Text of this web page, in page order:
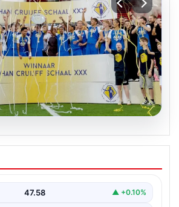
Süper Kupası’nın
Alkmaar önemli bir başarıya imza attı
47.58 ▲ +0.10%